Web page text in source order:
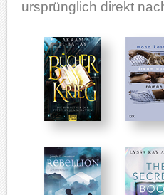
ursprünglich direkt